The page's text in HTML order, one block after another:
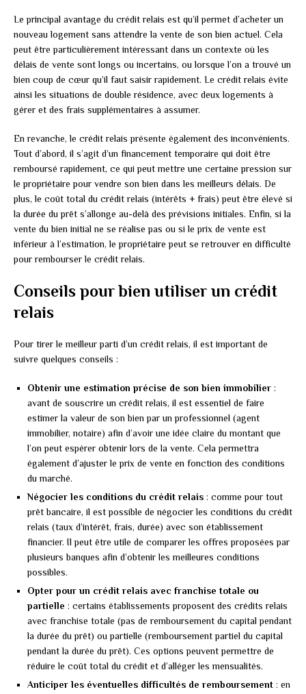
Le principal avantage du crédit relais est qu’il permet d’acheter un
nouveau logement sans attendre la vente de son bien actuel. Cela
peut être particulièrement intéressant dans un contexte où les
délais de vente sont longs ou incertains, ou lorsque l’on a trouvé un
bien coup de cœur qu’il faut saisir rapidement. Le crédit relais évite
ainsi les situations de double résidence, avec deux logements à
gérer et des frais supplémentaires à assumer.
En revanche, le crédit relais présente également des inconvénients.
Tout d’abord, il s’agit d’un financement temporaire qui doit être
remboursé rapidement, ce qui peut mettre une certaine pression sur
le propriétaire pour vendre son bien dans les meilleurs délais. De
plus, le coût total du crédit relais (intérêts + frais) peut être élevé si
la durée du prêt s’allonge au-delà des prévisions initiales. Enfin, si la
vente du bien initial ne se réalise pas ou si le prix de vente est
inférieur à l’estimation, le propriétaire peut se retrouver en difficulté
pour rembourser le crédit relais.
Conseils pour bien utiliser un crédit
relais
Pour tirer le meilleur parti d’un crédit relais, il est important de
suivre quelques conseils :
Obtenir une estimation précise de son bien immobilier :
avant de souscrire un crédit relais, il est essentiel de faire
estimer la valeur de son bien par un professionnel (agent
immobilier, notaire) afin d’avoir une idée claire du montant que
l’on peut espérer obtenir lors de la vente. Cela permettra
également d’ajuster le prix de vente en fonction des conditions
du marché.
Négocier les conditions du crédit relais : comme pour tout
prêt bancaire, il est possible de négocier les conditions du crédit
relais (taux d’intérêt, frais, durée) avec son établissement
financier. Il peut être utile de comparer les offres proposées par
plusieurs banques afin d’obtenir les meilleures conditions
possibles.
Opter pour un crédit relais avec franchise totale ou
partielle : certains établissements proposent des crédits relais
avec franchise totale (pas de remboursement du capital pendant
la durée du prêt) ou partielle (remboursement partiel du capital
pendant la durée du prêt). Ces options peuvent permettre de
réduire le coût total du crédit et d’alléger les mensualités.
Anticiper les éventuelles difficultés de remboursement : en